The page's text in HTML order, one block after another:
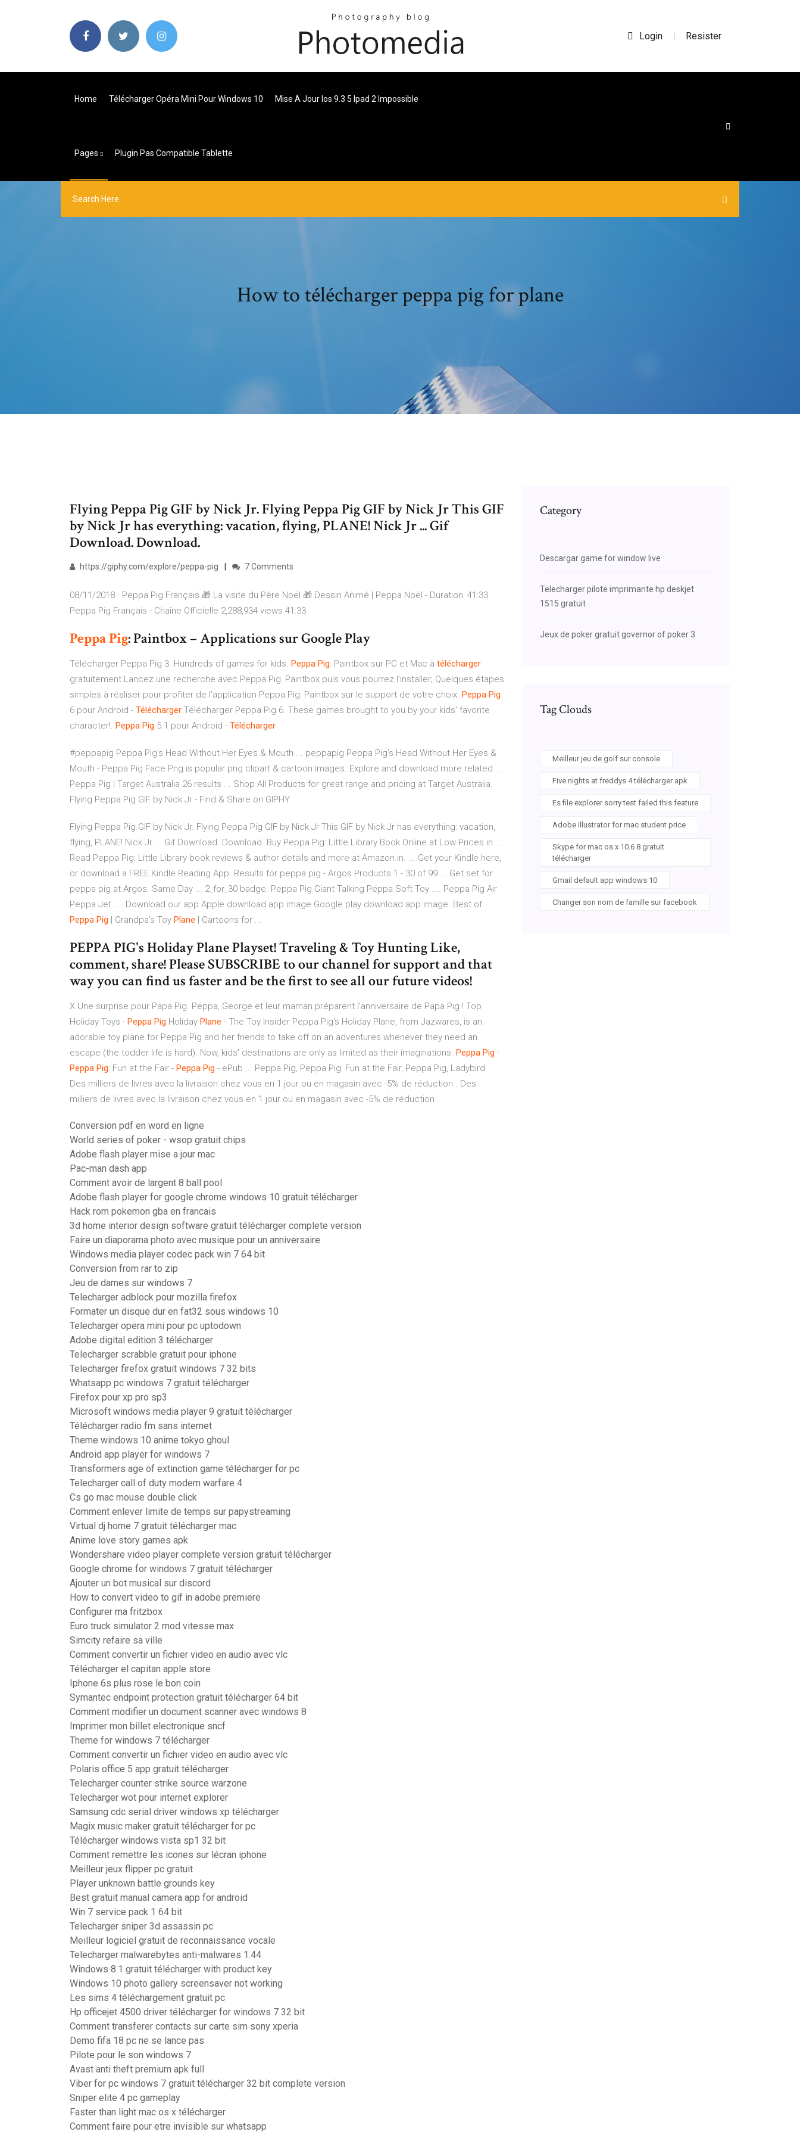
Login | Resister
Home Télécharger Opéra Mini Pour Windows 10 Mise A Jour Ios 9.3 5 Ipad 2 Impossible
Pages Plugin Pas Compatible Tablette
How to télécharger peppa pig for plane
Flying Peppa Pig GIF by Nick Jr. Flying Peppa Pig GIF by Nick Jr This GIF
by Nick Jr has everything: vacation, flying, PLANE! Nick Jr ... Gif
Download. Download.
https://giphy.com/explore/peppa-pig 7 Comments
08/11/2018 · Peppa Pig Français 🎁 La visite du Père Noël 🎁 Dessin Animé | Peppa Noël - Duration: 41:33.
Peppa Pig Français - Chaîne Officielle 2,288,934 views 41:33
PeppaPig: Paintbox – Applications sur Google Play
Télécharger Peppa Pig 3. Hundreds of games for kids. Peppa Pig: Paintbox sur PC et Mac à télécharger
gratuitement Lancez une recherche avec Peppa Pig: Paintbox puis vous pourrez l’installer; Quelques étapes
simples à réaliser pour profiter de l’application Peppa Pig: Paintbox sur le support de votre choix. Peppa Pig
6 pour Android - Télécharger Télécharger Peppa Pig 6. These games brought to you by your kids' favorite
character!. Peppa Pig 5.1 pour Android - Télécharger
#peppapig Peppa Pig's Head Without Her Eyes & Mouth ... peppapig Peppa Pig's Head Without Her Eyes &
Mouth - Peppa Pig Face Png is popular png clipart & cartoon images. Explore and download more related ...
Peppa Pig | Target Australia 26 results ... Shop All Products for great range and pricing at Target Australia.
Flying Peppa Pig GIF by Nick Jr - Find & Share on GIPHY
Flying Peppa Pig GIF by Nick Jr. Flying Peppa Pig GIF by Nick Jr This GIF by Nick Jr has everything: vacation,
flying, PLANE! Nick Jr ... Gif Download. Download. Buy Peppa Pig: Little Library Book Online at Low Prices in ...
Read Peppa Pig: Little Library book reviews & author details and more at Amazon.in. ... Get your Kindle here,
or download a FREE Kindle Reading App. Results for peppa pig - Argos Products 1 - 30 of 99 ... Get set for
peppa pig at Argos. Same Day ... 2_for_30 badge. Peppa Pig Giant Talking Peppa Soft Toy .... Peppa Pig Air
Peppa Jet .... Download our app Apple download app image Google play download app image. Best of
Peppa Pig | Grandpa's Toy Plane | Cartoons for ...
PEPPA PIG's Holiday Plane Playset! Traveling & Toy Hunting Like,
comment, share! Please SUBSCRIBE to our channel for support and that
way you can find us faster and be the first to see all our future videos!
X Une surprise pour Papa Pig. Peppa, George et leur maman préparent l'anniversaire de Papa Pig ! Top
Holiday Toys - Peppa Pig Holiday Plane - The Toy Insider Peppa Pig's Holiday Plane, from Jazwares, is an
adorable toy plane for Peppa Pig and her friends to take off on an adventures whenever they need an
escape (the todder life is hard). Now, kids' destinations are only as limited as their imaginations. Peppa Pig -
Peppa Pig: Fun at the Fair - Peppa Pig - ePub ... Peppa Pig, Peppa Pig: Fun at the Fair, Peppa Pig, Ladybird.
Des milliers de livres avec la livraison chez vous en 1 jour ou en magasin avec -5% de réduction . Des
milliers de livres avec la livraison chez vous en 1 jour ou en magasin avec -5% de réduction .
Conversion pdf en word en ligne
World series of poker - wsop gratuit chips
Adobe flash player mise a jour mac
Pac-man dash app
Comment avoir de largent 8 ball pool
Adobe flash player for google chrome windows 10 gratuit télécharger
Hack rom pokemon gba en francais
3d home interior design software gratuit télécharger complete version
Faire un diaporama photo avec musique pour un anniversaire
Windows media player codec pack win 7 64 bit
Conversion from rar to zip
Jeu de dames sur windows 7
Telecharger adblock pour mozilla firefox
Formater un disque dur en fat32 sous windows 10
Telecharger opera mini pour pc uptodown
Adobe digital edition 3 télécharger
Telecharger scrabble gratuit pour iphone
Telecharger firefox gratuit windows 7 32 bits
Whatsapp pc windows 7 gratuit télécharger
Firefox pour xp pro sp3
Microsoft windows media player 9 gratuit télécharger
Télécharger radio fm sans internet
Theme windows 10 anime tokyo ghoul
Android app player for windows 7
Transformers age of extinction game télécharger for pc
Telecharger call of duty modern warfare 4
Cs go mac mouse double click
Comment enlever limite de temps sur papystreaming
Virtual dj home 7 gratuit télécharger mac
Anime love story games apk
Wondershare video player complete version gratuit télécharger
Google chrome for windows 7 gratuit télécharger
Ajouter un bot musical sur discord
How to convert video to gif in adobe premiere
Configurer ma fritzbox
Euro truck simulator 2 mod vitesse max
Simcity refaire sa ville
Comment convertir un fichier video en audio avec vlc
Télécharger el capitan apple store
Iphone 6s plus rose le bon coin
Symantec endpoint protection gratuit télécharger 64 bit
Comment modifier un document scanner avec windows 8
Imprimer mon billet electronique sncf
Theme for windows 7 télécharger
Comment convertir un fichier video en audio avec vlc
Polaris office 5 app gratuit télécharger
Telecharger counter strike source warzone
Telecharger wot pour internet explorer
Samsung cdc serial driver windows xp télécharger
Magix music maker gratuit télécharger for pc
Télécharger windows vista sp1 32 bit
Comment remettre les icones sur lécran iphone
Meilleur jeux flipper pc gratuit
Player unknown battle grounds key
Best gratuit manual camera app for android
Win 7 service pack 1 64 bit
Telecharger sniper 3d assassin pc
Meilleur logiciel gratuit de reconnaissance vocale
Telecharger malwarebytes anti-malwares 1.44
Windows 8.1 gratuit télécharger with product key
Windows 10 photo gallery screensaver not working
Les sims 4 téléchargement gratuit pc
Hp officejet 4500 driver télécharger for windows 7 32 bit
Comment transferer contacts sur carte sim sony xperia
Demo fifa 18 pc ne se lance pas
Pilote pour le son windows 7
Avast anti theft premium apk full
Viber for pc windows 7 gratuit télécharger 32 bit complete version
Sniper elite 4 pc gameplay
Faster than light mac os x télécharger
Comment faire pour etre invisible sur whatsapp
Category
Descargar game for window live
Telecharger pilote imprimante hp deskjet
1515 gratuit
Jeux de poker gratuit governor of poker 3
Tag Clouds
Meilleur jeu de golf sur console
Five nights at freddys 4 télécharger apk
Es file explorer sorry test failed this feature
Adobe illustrator for mac student price
Skype for mac os x 10.6 8 gratuit
télécharger
Gmail default app windows 10
Changer son nom de famille sur facebook